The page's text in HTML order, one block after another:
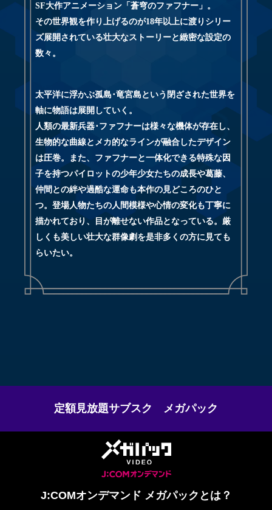
SF大作アニメーション「蒼穹のファフナー」。
その世界観を作り上げるのが18年以上に渡りシリー
ズ展開されている壮大なストーリーと緻密な設定の
数々。
太平洋に浮かぶ孤島･竜宮島という閉ざされた世界を
軸に物語は展開していく。
人類の最新兵器･ファフナーは様々な機体が存在し、
生物的な曲線とメカ的なラインが融合したデザイン
は圧巻。また、ファフナーと一体化できる特殊な因
子を持つパイロットの少年少女たちの成長や葛藤、
仲間との絆や過酷な運命も本作の見どころのひと
つ。登場人物たちの人間模様や心情の変化も丁寧に
描かれており、目が離せない作品となっている。厳
しくも美しい壮大な群像劇を是非多くの方に見ても
らいたい。
定額見放題サブスク メガパック
J:COMオンデマンド メガパックとは？